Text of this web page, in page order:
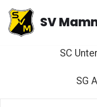
Zum
Inhalt
SV
SC
SG